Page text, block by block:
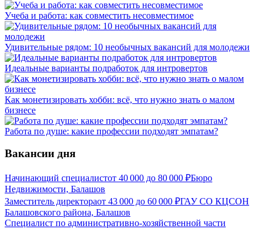
Учеба и работа: как совместить несовместимое
Удивительные рядом: 10 необычных вакансий для молодежи
Идеальные варианты подработок для интровертов
Как монетизировать хобби: всё, что нужно знать о малом
бизнесе
Работа по душе: какие профессии подходят эмпатам?
Вакансии дня
Начинающий специалистот 40 000 до 80 000 ₽Бюро
Недвижимости, Балашов
Заместитель директораот 43 000 до 60 000 ₽ГАУ СО КЦСОН
Балашовского района, Балашов
Специалист по административно-хозяйственной части